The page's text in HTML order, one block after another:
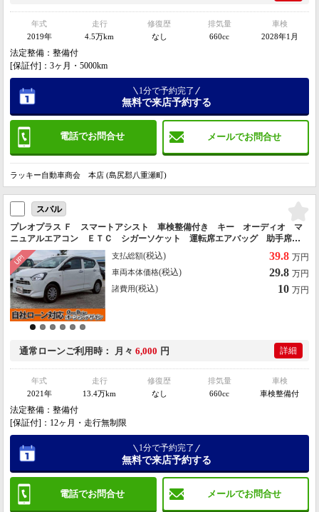
年式
2019年
走行
4.5万km
修復歴
なし
排気量
660cc
車検
2028年1月
法定整備：整備付
[保証付]：3ヶ月・5000km
電話でお問合せ メールでお問合せ
1分で予約完了
無料で来店予約する
ラッキー自動車商会 本店 (島尻郡八重瀬町)
スバル
プレオプラス Ｆ スマートアシスト 車検整備付き キー オーディオ マ
ニュアルエアコン ＥＴＣ シガーソケット 運転席エアバッグ 助手席エ
アバッグ 盗難防止システム 衝突安全ボディ
支払総額(税込) 39.8 万円
車両本体価格(税込) 29.8 万円
諸費用(税込) 10 万円
通常ローンご利用時 月々 6,000 円 詳細
年式
2021年
走行
13.4万km
修復歴
なし
排気量
660cc
車検
車検整備付
法定整備：整備付
[保証付]：12ヶ月・走行無制限
電話でお問合せ メールでお問合せ
1分で予約完了
無料で来店予約する